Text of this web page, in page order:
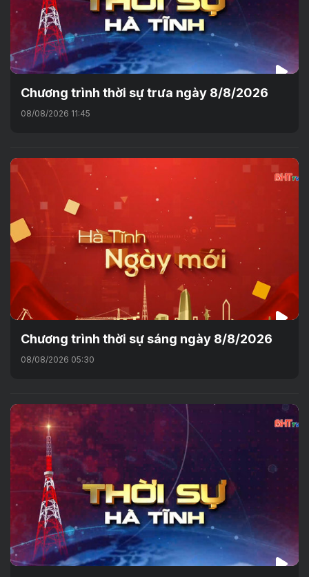
Chương trình thời sự trưa ngày 8/8/2026
08/08/2026 11:45
Chương trình thời sự sáng ngày 8/8/2026
08/08/2026 05:30